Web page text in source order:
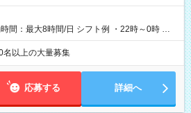
間：最大8時間/日 シフト例 ・22時～0時 入
フトをご確認の上、申請してください。
名以上の大量募集
応募する 詳細へ